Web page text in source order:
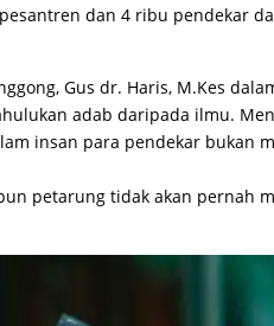
dan 4 ribu pendekar
Gus dr. Haris, M.Kes
adab daripada ilmu.
insan para pendekar bukan
petarung tidak akan pernah